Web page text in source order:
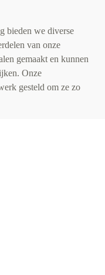
bieden we diverse
van onze
gemaakt en kunnen
Onze
gesteld om ze zo